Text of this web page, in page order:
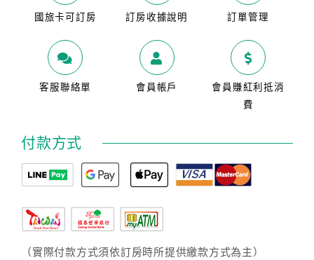
國旅卡可訂房 訂房收據說明 訂單管理
客服聯絡單 會員帳戶
會員賺紅利抵消
費
付款方式
（實際付款方式須依訂房時所提供繳款方式為主）